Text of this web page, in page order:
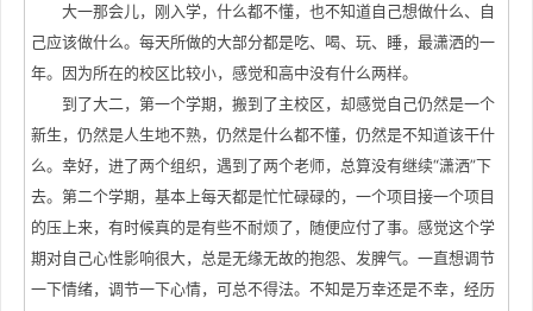
大一那会儿，刚入学，什么都不懂，也不知道自己想做什么、自
己应该做什么。每天所做的大部分都是吃、喝、玩、睡，最潇洒的一
年。因为所在的校区比较小，感觉和高中没有什么两样。
到了大二，第一个学期，搬到了主校区，却感觉自己仍然是一个
新生，仍然是人生地不熟，仍然是什么都不懂，仍然是不知道该干什
么。幸好，进了两个组织，遇到了两个老师，总算没有继续“潇洒”下
去。第二个学期，基本上每天都是忙忙碌碌的，一个项目接一个项目
的压上来，有时候真的是有些不耐烦了，随便应付了事。感觉这个学
期对自己心性影响很大，总是无缘无故的抱怨、发脾气。一直想调节
一下情绪，调节一下心情，可总不得法。不知是万幸还是不幸，经历